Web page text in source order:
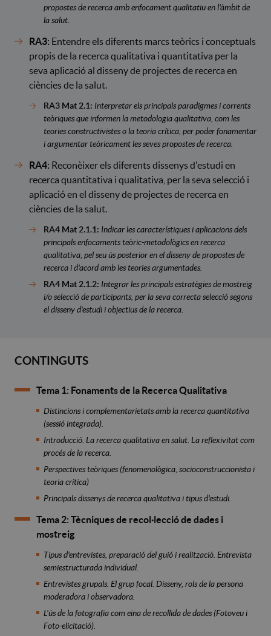
propostes de recerca amb enfocament qualitatiu en l'àmbit de
la salut.
RA3: Entendre els diferents marcs teòrics i conceptuals
propis de la recerca qualitativa i quantitativa per la
seva aplicació al disseny de projectes de recerca en
ciències de la salut.
RA3 Mat 2.1: Interpretar els principals paradigmes i corrents
teòriques que informen la metodologia qualitativa, com les
teories constructivistes o la teoria crítica, per poder fonamentar
i argumentar teòricament les seves propostes de recerca.
RA4: Reconèixer els diferents dissenys d'estudi en
recerca quantitativa i qualitativa, per la seva selecció i
aplicació en el disseny de projectes de recerca en
ciències de la salut.
RA4 Mat 2.1.1: Indicar les característiques i aplicacions dels
principals enfocaments teòric-metodològics en recerca
qualitativa, pel seu ús posterior en el disseny de propostes de
recerca i d'acord amb les teories argumentades.
RA4 Mat 2.1.2: Integrar les principals estratègies de mostreig
i/o selecció de participants, per la seva correcta selecció segons
el disseny d'estudi i objectius de la recerca.
CONTINGUTS
Tema 1: Fonaments de la Recerca Qualitativa
Distincions i complementarietats amb la recerca quantitativa
(sessió integrada).
Introducció. La recerca qualitativa en salut. La reflexivitat com
procés de la recerca.
Perspectives teòriques (fenomenològica, socioconstruccionista i
teoria crítica)
Principals dissenys de recerca qualitativa i tipus d'estudi.
Tema 2: Tècniques de recol·lecció de dades i
mostreig
Tipus d'entrevistes, preparació del guió i realització. Entrevista
semiestructurada individual.
Entrevistes grupals. El grup focal. Disseny, rols de la persona
moderadora i observadora.
L'ús de la fotografia com eina de recollida de dades (Fotoveu i
Foto-elicitació).